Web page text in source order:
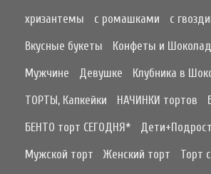
хризантемы
с ромашками с
Вкусные букеты
Конфеты и Шоколад
Мужчине
Девушке
Клубника в
ТОРТЫ, Капкейки
НАЧИНКИ тортов
БЕНТО торт СЕГОДНЯ*
Мужской торт
Женский торт
Торт